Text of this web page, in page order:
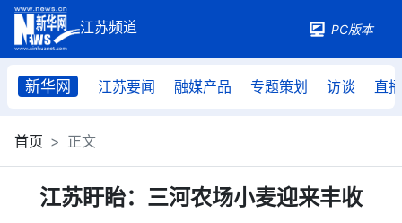
PC版本
新华网 江苏要闻 融媒产品 专题策划 访谈 直播
首页 正文
江苏盱眙：三河农场小麦迎来丰收